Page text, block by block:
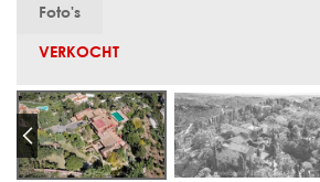
Foto's
VERKOCHT